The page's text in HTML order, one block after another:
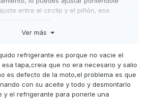
entre el circlip y el piñón, eso
holgura.
tiene mucha vibración es posible que
que no van bien ajustados.
un poco dada, y tienes señales
en la zona, ahí no debería haber
Ver más
refrigerante es porque no vacie el
tapa,creia que no era necesario y salio
es defecto de la moto,el problema es que
con su aceite y todo y desmontarlo
y el refrigerante para ponerle una